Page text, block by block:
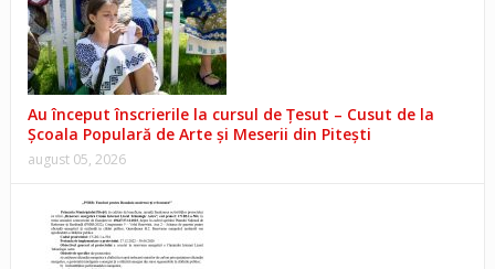
Au început înscrierile la cursul de Țesut – Cusut de la
Școala Populară de Arte și Meserii din Pitești
august 05, 2026